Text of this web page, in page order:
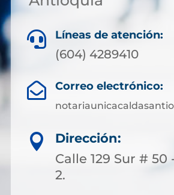
 Líneas de atención:
(604) 4289410
 Correo electrónico:

Dirección:
Calle 129 Sur # 50
2.